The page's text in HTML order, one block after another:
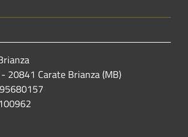
20841 Carate Brianza (MB)